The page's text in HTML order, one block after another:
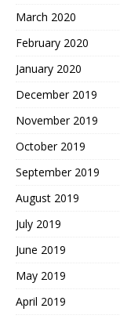
March 2020
February 2020
January 2020
December 2019
November 2019
October 2019
September 2019
August 2019
July 2019
June 2019
May 2019
April 2019